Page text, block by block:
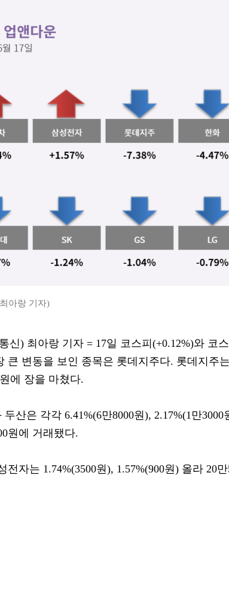
아랑 기자)
신) 최아랑 기자 = 17일 코스피(+0.12%)와 코
큰 변동을 보인 종목은 롯데지주다. 롯데지주
에 장을 마쳤다.
산은 각각 6.41%(6만8000원), 2.17%(1만3000
원에 거래됐다.
전자는 1.74%(3500원), 1.57%(900원) 올라 20만